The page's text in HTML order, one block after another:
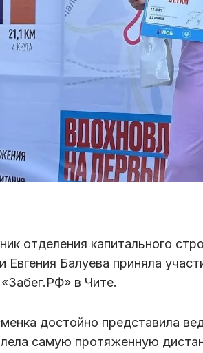
отделения капитального
Евгения Балуева приняла
в Чите.
достойно представила
самую протяженную